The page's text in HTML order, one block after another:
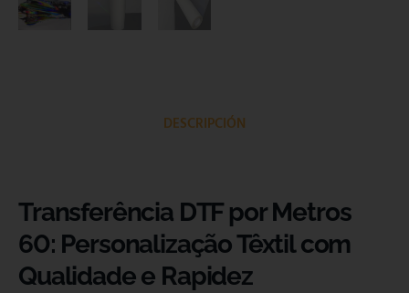
DESCRIPCIÓN
Transferência DTF por Metros
60: Personalização Têxtil com
Qualidade e Rapidez